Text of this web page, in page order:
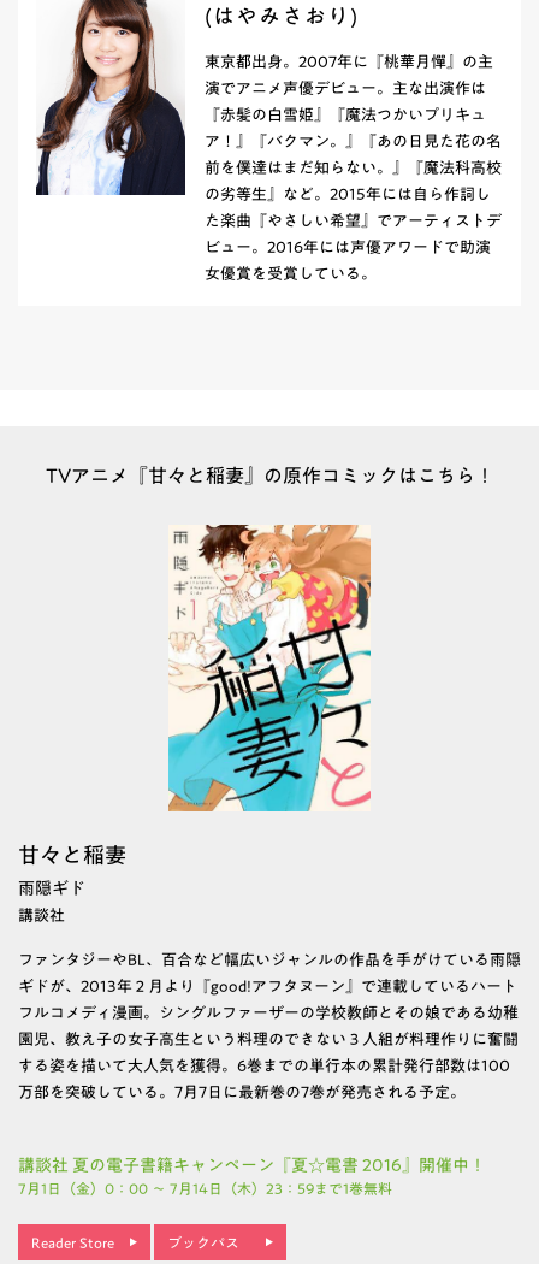
(はやみさおり)
東京都出身。2007年に『桃華月憚』の主
演でアニメ声優デビュー。主な出演作は
『赤髪の白雪姫』『魔法つかいプリキュ
ア！』『バクマン。』『あの日見た花の名
前を僕達はまだ知らない。』『魔法科高校
の劣等生』など。2015年には自ら作詞し
た楽曲『やさしい希望』でアーティストデ
ビュー。2016年には声優アワードで助演
女優賞を受賞している。
TVアニメ『甘々と稲妻』の原作コミックはこちら！
甘々と稲妻
雨隠ギド
講談社
ファンタジーやBL、百合など幅広いジャンルの作品を手がけている雨隠
ギドが、2013年２月より『good!アフタヌーン』で連載しているハート
フルコメディ漫画。シングルファーザーの学校教師とその娘である幼稚
園児、教え子の女子高生という料理のできない３人組が料理作りに奮闘
する姿を描いて大人気を獲得。6巻までの単行本の累計発行部数は100
万部を突破している。7月7日に最新巻の7巻が発売される予定。
講談社 夏の電子書籍キャンペーン『夏☆電書 2016』開催中！
7月1日（金）0：00 ～ 7月14日（木）23：59まで1巻無料
Reader Store ブックパス